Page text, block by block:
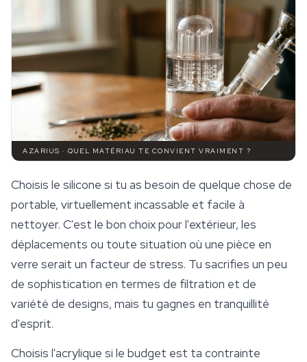
AZARIUS · QUEL MATÉRIAU TE CONVIENT VRAIMENT ?
Choisis le silicone si tu as besoin de quelque chose de
portable, virtuellement incassable et facile à
nettoyer. C'est le bon choix pour l'extérieur, les
déplacements ou toute situation où une pièce en
verre serait un facteur de stress. Tu sacrifies un peu
de sophistication en termes de filtration et de
variété de designs, mais tu gagnes en tranquillité
d'esprit.
Choisis l'acrylique si le budget est ta contrainte